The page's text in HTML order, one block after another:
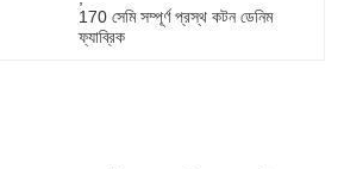
170 সেমি সম্পূর্ণ প্রস্থ কটন ডেনিম
ফ্যাব্রিক